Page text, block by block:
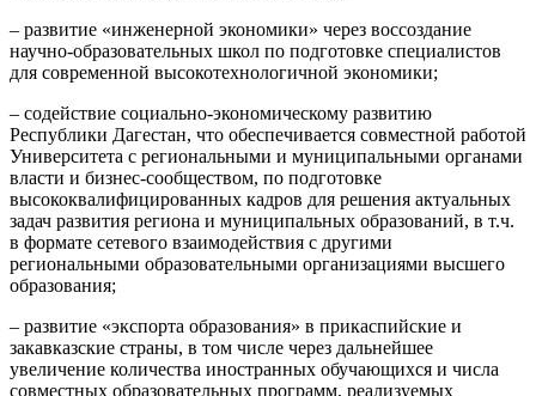
– развитие «инженерной экономики» через воссоздание
научно-образовательных школ по подготовке специалистов
для современной высокотехнологичной экономики;
– содействие социально-экономическому развитию
Республики Дагестан, что обеспечивается совместной работой
Университета с региональными и муниципальными органами
власти и бизнес-сообществом, по подготовке
высококвалифицированных кадров для решения актуальных
задач развития региона и муниципальных образований, в т.ч.
в формате сетевого взаимодействия с другими
региональными образовательными организациями высшего
образования;
– развитие «экспорта образования» в прикаспийские и
закавказские страны, в том числе через дальнейшее
увеличение количества иностранных обучающихся и числа
совместных образовательных программ, реализуемых